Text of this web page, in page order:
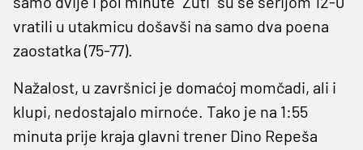
vratili u utakmicu došavši na samo dva poena
zaostatka (75-77).
Nažalost, u završnici je domaćoj momčadi, ali i
klupi, nedostajalo mirnoće. Tako je na 1:55
minuta prije kraja glavni trener Dino Repeša